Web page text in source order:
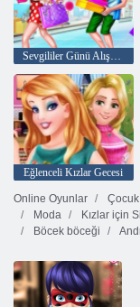
Sevgililer Günü Alışverişi
Eğlenceli Kızlar Gecesi
Online Oyunlar
Çocuk
Moda
Kızlar için
Böcek böceği